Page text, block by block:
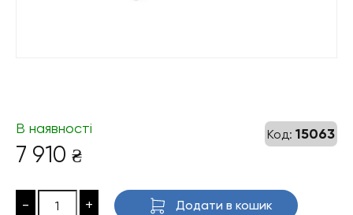
Код: 15063
В наявності
7 910 ₴
- + Додати в кошик